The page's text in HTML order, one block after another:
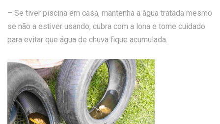
– Se tiver piscina em casa, mantenha a água tratada mesmo
se não a estiver usando, cubra com a lona e tome cuidado
para evitar que água de chuva fique acumulada.